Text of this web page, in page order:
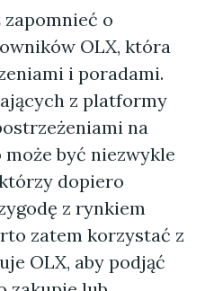
o
OLX, która
i poradami.
z platformy
na
być niezwykle
dopiero
z rynkiem
zatem korzystać z
OLX, aby podjąć